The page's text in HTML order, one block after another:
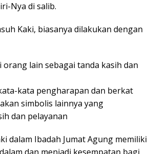
Nya di salib.
Kaki, biasanya dilakukan dengan
orang lain sebagai tanda kasih dan
kata pengharapan dan berkat
simbolis lainnya yang
dan pelayanan
dalam Ibadah Jumat Agung memiliki